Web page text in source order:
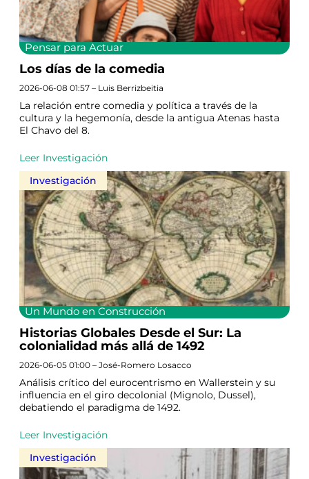
Pensar para Actuar
Los días de la comedia
2026-06-08 01:57 – Luis Berrizbeitia
La relación entre comedia y política a través de la
cultura y la hegemonía, desde la antigua Atenas hasta
El Chavo del 8.
Leer Investigación
Investigación
Un Mundo en Construcción
Historias Globales Desde el Sur: La
colonialidad más allá de 1492
2026-06-05 01:00 – José-Romero Losacco
Análisis crítico del eurocentrismo en Wallerstein y su
influencia en el giro decolonial (Mignolo, Dussel),
debatiendo el paradigma de 1492.
Leer Investigación
Investigación